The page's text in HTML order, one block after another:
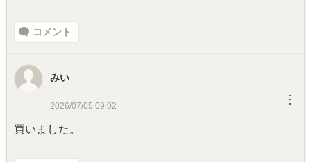
コメント
みい
2026/07/05 09:02 ︙
買いました。